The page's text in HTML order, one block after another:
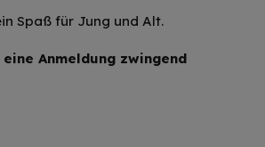
Spaß für Jung und Alt.
Anmeldung zwingend